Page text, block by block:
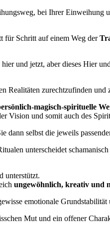
bei Ihrer Einweihung
für Schritt auf einem Weg der
und jetzt, aber dieses Hier
Realitäten zurechtzufinden und
magisch-spirituelle
Vision und somit auch des
dann selbst die jeweils
unterscheidet
unterstützt.
ungewöhnlich, kreativ und
emotionale
Mut und ein offener